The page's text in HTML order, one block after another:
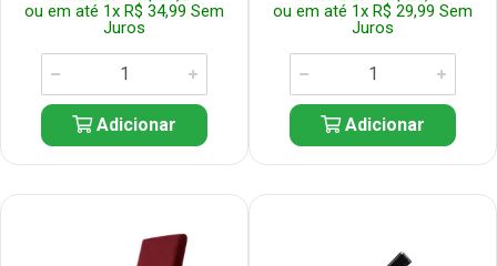
ou em até 1x R$ 34,99 Sem
Juros
Adicionar
ou em até 1x R$ 29,99 Sem
Juros
Adicionar